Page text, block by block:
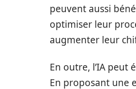
peuvent aussi
optimiser leur
augmenter leur
En outre, l’IA peut
En proposant une